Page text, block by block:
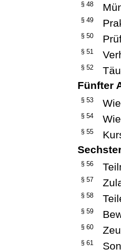
§ 48
§ 49
§ 50
§ 51
§ 52
Fünfter
§ 53
§ 54
§ 55
§ 56
§ 57
§ 58
§ 59
§ 60
§ 61